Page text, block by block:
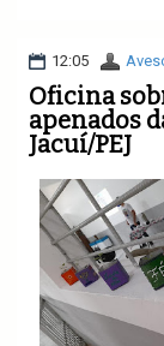
12:05
Oficina
apenados
Jacuí/PEJ